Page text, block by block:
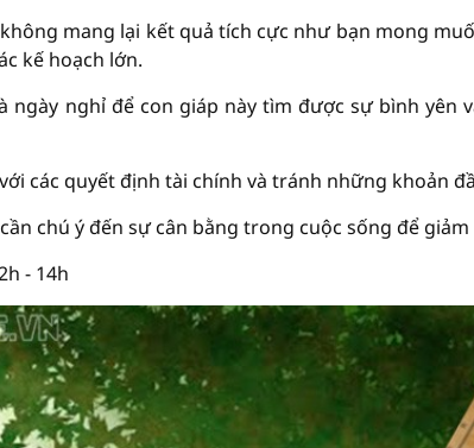
không mang lại kết quả tích cực như bạn mong
kế hoạch lớn.
ngày nghỉ để con giáp này tìm được sự bình yên
các quyết định tài chính và tránh những khoản
chú ý đến sự cân bằng trong cuộc sống để
- 14h